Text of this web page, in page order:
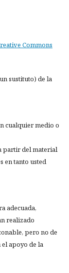
Commons
sustituto) de la
cualquier medio o
partir del material
en tanto usted
adecuada,
realizado
pero no de
apoyo de la